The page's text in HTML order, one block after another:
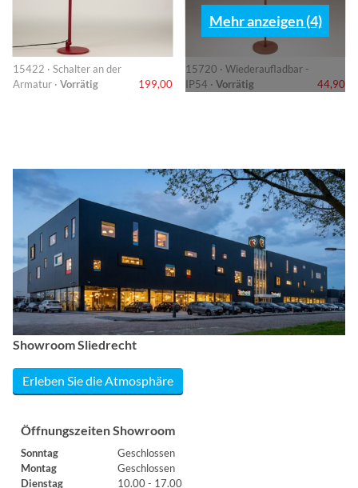
15422 · Schalter an der
Armatur · Vorrätig 199,00
15720 · Wiederaufladbar -
IP54 · Vorrätig 44,90
Mehr anzeigen (4)
Showroom Sliedrecht
Erleben Sie die Atmosphäre
Öffnungszeiten Showroom
Sonntag
Geschlossen
Montag
Geschlossen
Dienstag
10.00 - 17.00